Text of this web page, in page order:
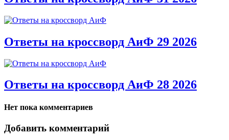
Ответы на кроссворд АиФ 29 2026
Ответы на кроссворд АиФ 28 2026
Нет пока комментариев
Добавить комментарий